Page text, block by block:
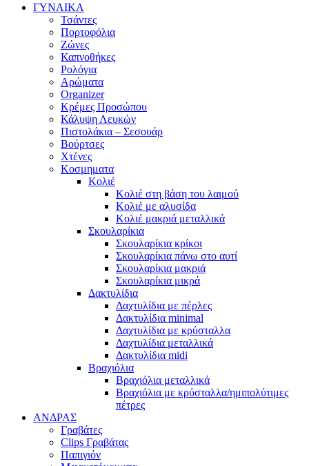
ΓΥΝΑΙΚΑ
Τσάντες
Πορτοφόλια
Ζώνες
Καπνοθήκες
Ρολόγια
Αρώματα
Organizer
Κρέμες Προσώπου
Κάλυψη Λευκών
Πιστολάκια – Σεσουάρ
Βούρτσες
Χτένες
Κοσμηματα
Κολιέ
Κολιέ στη βάση του λαιμού
Κολιέ με αλυσίδα
Κολιέ μακριά μεταλλικά
Σκουλαρίκια
Σκουλαρίκια κρίκοι
Σκουλαρίκια πάνω στο αυτί
Σκουλαρίκια μακριά
Σκουλαρίκια μικρά
Δακτυλίδια
Δαχτυλίδια με πέρλες
Δακτυλίδια minimal
Δαχτυλίδια με κρύσταλλα
Δαχτυλίδια μεταλλικά
Δακτυλίδια midi
Βραχιόλια
Βραχιόλια μεταλλικά
Βραχιόλια με κρύσταλλα/ημιπολύτιμες
πέτρες
ΑΝΔΡΑΣ
Γραβάτες
Clips Γραβάτας
Παπιγιόν